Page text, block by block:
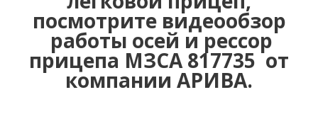
посмотрите видеообзор
работы осей и рессор
прицепа МЗСА 817735 от
компании АРИВА.